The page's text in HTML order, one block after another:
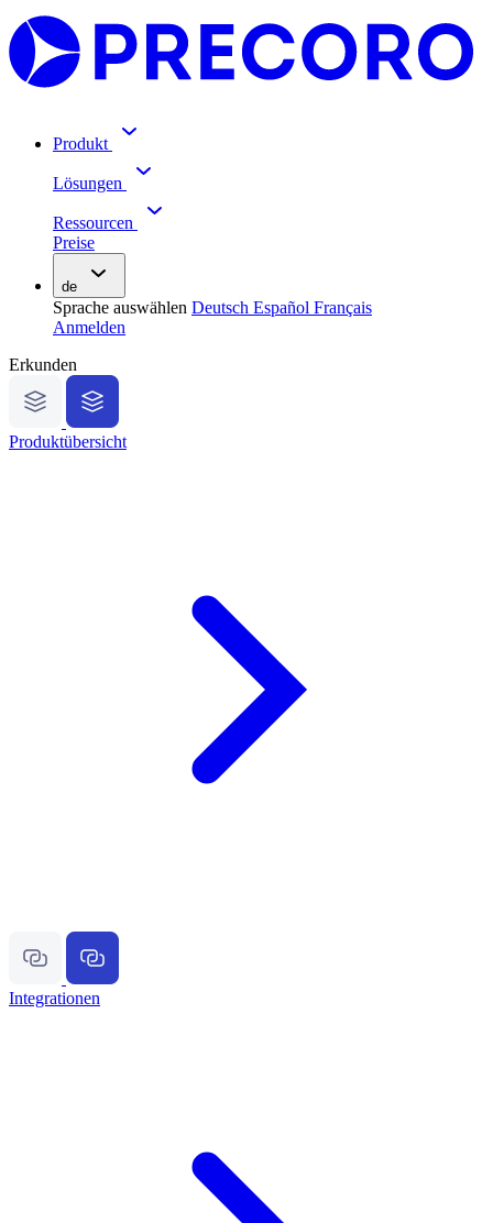
Produkt
Lösungen
Ressourcen
Preise
de
Sprache auswählen Deutsch Español Français
Anmelden
Erkunden
Produktübersicht
Integrationen